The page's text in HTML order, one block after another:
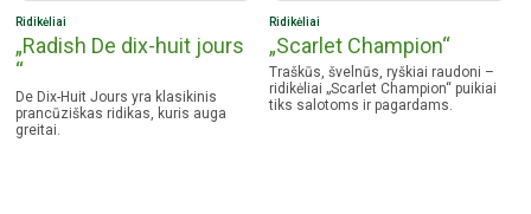
Ridikėliai
„Radish De dix-huit jours
“
De Dix-Huit Jours yra klasikinis
prancūziškas ridikas, kuris auga
greitai.
Ridikėliai
„Scarlet Champion“
Traškūs, švelnūs, ryškiai raudoni –
ridikėliai „Scarlet Champion“ puikiai
tiks salotoms ir pagardams.